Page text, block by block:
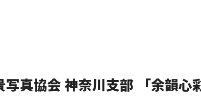
写真協会 神奈川支部 「余韻心